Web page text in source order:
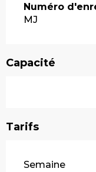
Numéro
MJ
Capacité
Tarifs
Tarifs 2026
Semaine